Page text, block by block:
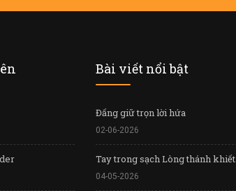
Bài viết nổi bật
Đấng giữ trọn lời hứa
02-06-2026
Tay trong sạch Lòng thánh khiết
04-05-2026